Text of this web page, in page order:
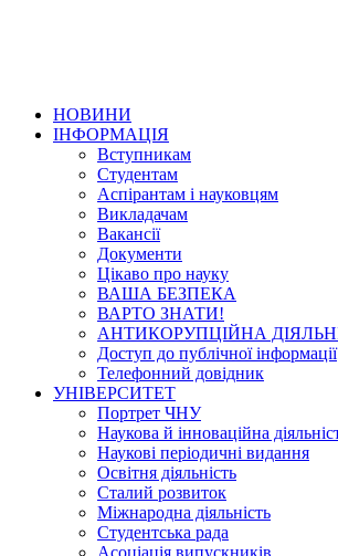
НОВИНИ
ІНФОРМАЦІЯ
Вступникам
Студентам
Аспірантам і науковцям
Викладачам
Вакансії
Документи
Цікаво про науку
ВАША БЕЗПЕКА
ВАРТО ЗНАТИ!
АНТИКОРУПЦІЙНА
Доступ до публічної інформації
Телефонний довідник
УНІВЕРСИТЕТ
Портрет ЧНУ
Наукова й інноваційна
Наукові періодичні видання
Освітня діяльність
Сталий розвиток
Міжнародна діяльність
Студентська рада